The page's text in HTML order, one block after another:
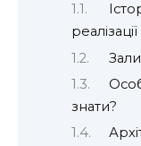
реалізації
знати?